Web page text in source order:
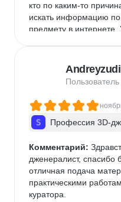
кто по каким-то
искать информацию
предмету в
через призму
однозначно не стоит.
Пользователь
Профессия 3D-
Комментарий:
дженералист, спасибо
отличная подача
практическими
куратора.